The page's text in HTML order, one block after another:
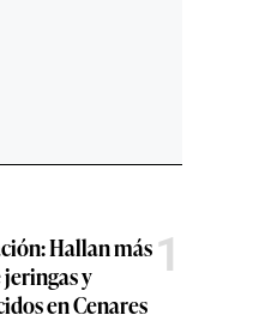
Hallan más
y
en Cenares
1